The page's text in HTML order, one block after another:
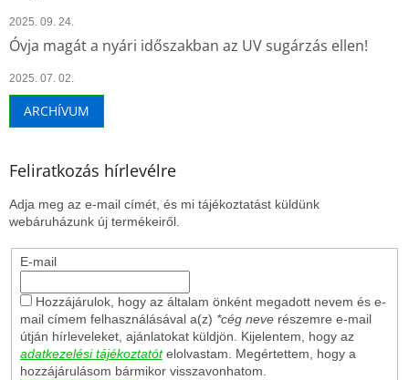
2025. 09. 24.
Óvja magát a nyári időszakban az UV sugárzás ellen!
2025. 07. 02.
ARCHÍVUM
Feliratkozás hírlevélre
Adja meg az e-mail címét, és mi tájékoztatást küldünk
webáruházunk új termékeiről.
E-mail
Hozzájárulok, hogy az általam önként megadott nevem és e-
mail címem felhasználásával a(z) *cég neverészemre e-mail
útján hírleveleket, ajánlatokat küldjön. Kijelentem, hogy az
adatkezelési tájékoztatót elolvastam. Megértettem, hogy a
hozzájárulásom bármikor visszavonhatom.